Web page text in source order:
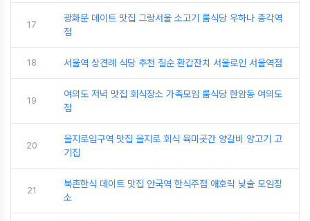
17
광화문 데이트 맛집 그랑서울 소고기 룸식당 우하나 종각역
점
18 서울역 상견례 식당 추천 칠순 환갑잔치 서울로인 서울역점
19
여의도 저녁 맛집 회식장소 가족모임 룸식당 한암동 여의도
점
20
을지로입구역 맛집 을지로 회식 육미곳간 양갈비 양고기 고
기집
21
북촌한식 데이트 맛집 안국역 한식주점 애호락 낮술 모임장
소